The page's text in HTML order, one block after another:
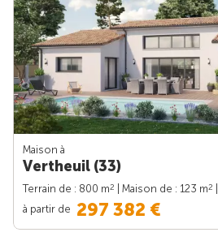
Maison à
Vertheuil (33)
Terrain de : 800 m2 | Maison de : 123 m2
à partir de 297 382 €